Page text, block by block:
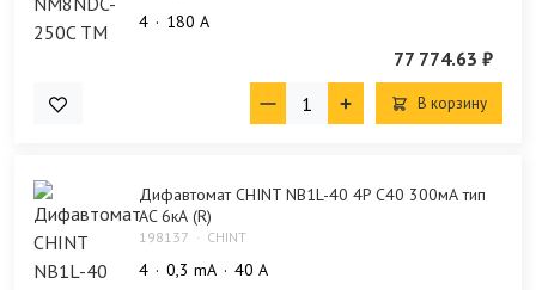
4 180 А
77 774.63 ₽
В корзину
Дифавтомат CHINT NB1L-40 4P C40 300мА тип
AC 6кА (R)
198137 CHINT
4 0,3 mA 40 А